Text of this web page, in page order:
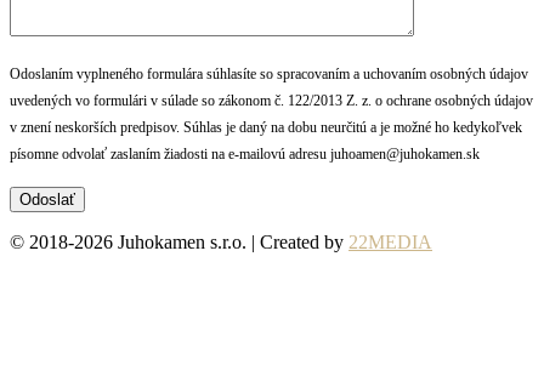
Odoslaním vyplneného formulára súhlasíte so spracovaním a uchovaním osobných údajov
uvedených vo formulári v súlade so zákonom č. 122/2013 Z. z. o ochrane osobných údajov
v znení neskorších predpisov. Súhlas je daný na dobu neurčitú a je možné ho kedykoľvek
písomne odvolať zaslaním žiadosti na e-mailovú adresu juhoamen@juhokamen.sk
© 2018-2026 Juhokamen s.r.o. | Created by 22MEDIA